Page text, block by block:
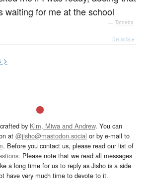
waiting for me at the school
— Tatoeba
Details ▸
>
by Kim, Miwa and Andrew. You can
at @jisho@mastodon.social or by e-mail to
. Before you contact us, please read our list of
. Please note that we read all messages
a long time for us to reply as Jisho is a side
have very much time to devote to it.